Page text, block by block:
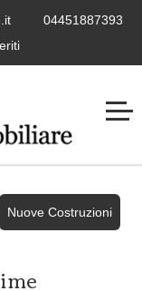
04451887393
Nuove Costruzioni